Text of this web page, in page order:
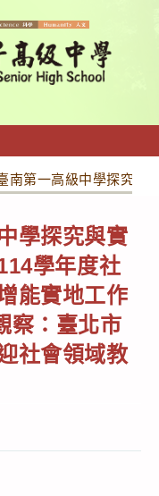
南第一高級中學探究與
學探究與實
學年度社
能實地工作
察：臺北市
社會領域教